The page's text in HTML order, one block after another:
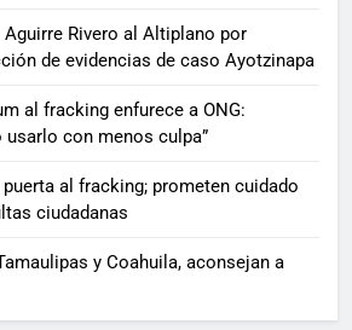
Aguirre Rivero al Altiplano por
de evidencias de caso Ayotzinapa
al fracking enfurece a ONG:
usarlo con menos culpa”
al fracking; prometen cuidado
ciudadanas
y Coahuila, aconsejan a